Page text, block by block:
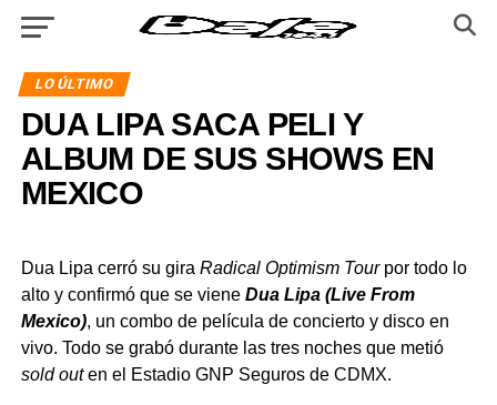
LO ÚLTIMO
DUA LIPA SACA PELI Y
ALBUM DE SUS SHOWS EN
MEXICO
Dua Lipa cerró su gira Radical Optimism Tourpor todo lo
alto y confirmó que se viene Dua Lipa (Live From
Mexico), un combo de película de concierto y disco en
vivo. Todo se grabó durante las tres noches que metió
sold outen el Estadio GNP Seguros de CDMX.